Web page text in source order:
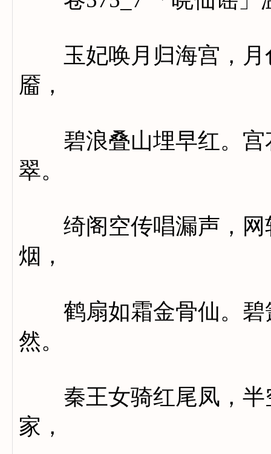
玉妃唤月归海宫，月
靥，
碧浪叠山埋早红。宫
翠。
绮阁空传唱漏声，网
烟，
鹤扇如霜金骨仙。碧
然。
秦王女骑红尾凤，半
家，